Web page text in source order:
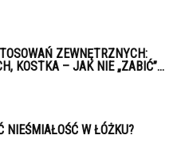
ZEWNĘTRZNYCH:
KOSTKA – JAK NIE „ZABIĆ”...
NIEŚMIAŁOŚĆ W ŁÓŻKU?